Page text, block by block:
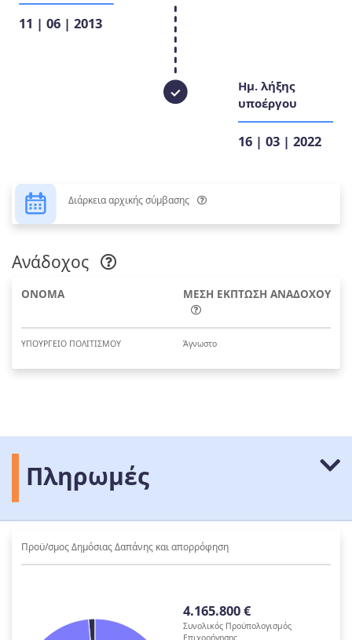
11 | 06 | 2013
Ημ. λήξης
υποέργου
16 | 03 | 2022
Διάρκεια αρχικής σύμβασης
Ανάδοχος
ΟΝΟΜΑ ΜΕΣΗ ΕΚΠΤΩΣΗ ΑΝΑΔΟΧΟΥ
ΥΠΟΥΡΓΕΙΟ ΠΟΛΙΤΙΣΜΟΥ Άγνωστο
Πληρωμές
Προϋ/σμος Δημόσιας Δαπάνης και απορρόφηση
4.165.800 €
Συνολικός Προϋπολογισμός